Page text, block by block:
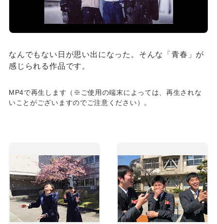
なんでもない日が思い出になった。そんな「青春」が
感じられる作品です。
MP4で再生します（※ご使用の端末によっては、再生されな
いことがございますのでご注意ください）。